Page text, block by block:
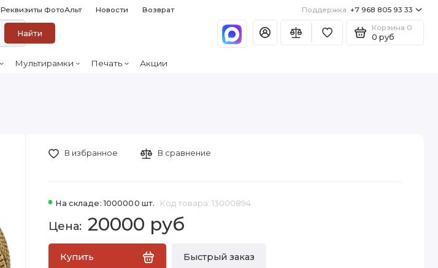
Реквизиты ФотоАльт Новости Возврат Поддержка +7 968 805 93 33
Найти
Корзина 0
0 руб
Мультирамки Печать Акции
На складе: 1000000 шт. Код товара: 13000894
20000 руб
Купить Быстрый заказ
В избранное В сравнение